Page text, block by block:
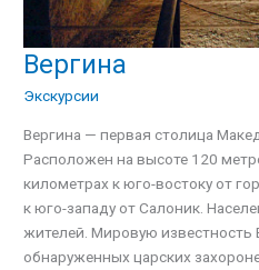
Вергина
Экскурсии
Вергина — первая столица
Расположен на высоте 120
километрах к юго-востоку от
к юго-западу от Салоник.
жителей. Мировую
обнаруженных царских
Вергина